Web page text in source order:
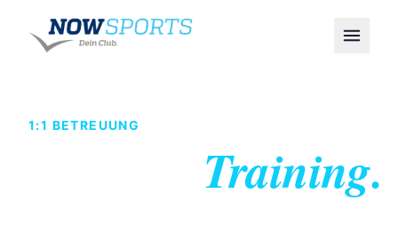
1:1 BETREUUNG
Training.